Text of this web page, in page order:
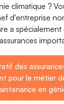
climatique ?
d'entreprise
a
des
pour le métier
en